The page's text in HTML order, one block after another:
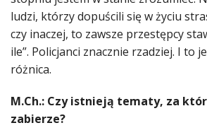
ludzi, którzy dopuścili się w życiu
czy inaczej, to zawsze przestępcy
ile”. Policjanci znacznie rzadziej. I to
różnica.
M.Ch.: Czy istnieją tematy, za
zabierze?